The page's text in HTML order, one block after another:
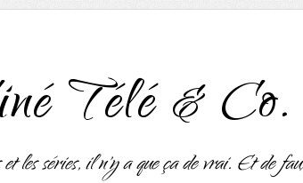
Télé & Co.
les séries, il n'y a que ça de vrai. Et de